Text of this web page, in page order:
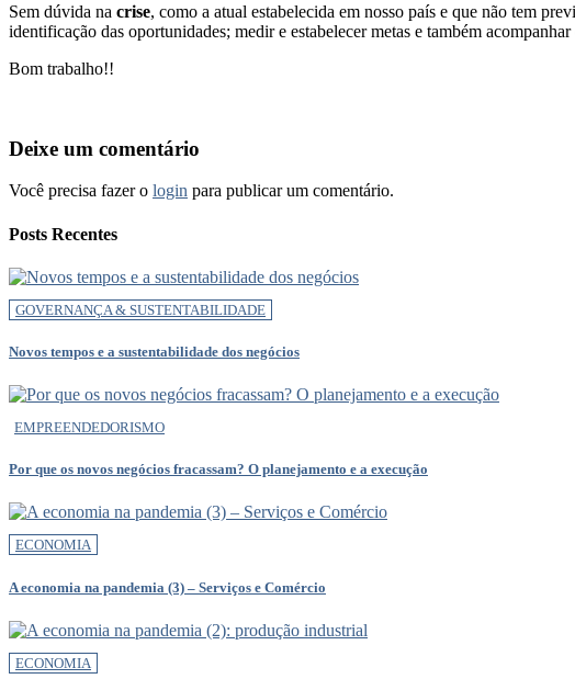
Sem dúvida na crise, como a atual estabelecida em nosso país e que não tem
identificação das oportunidades; medir e estabelecer metas e também
Bom trabalho!!
Deixe um comentário
Você precisa fazer o login para publicar um comentário.
Posts Recentes
GOVERNANÇA & SUSTENTABILIDADE
Novos tempos e a sustentabilidade dos negócios
EMPREENDEDORISMO
Por que os novos negócios fracassam? O planejamento e a execução
ECONOMIA
A economia na pandemia (3) – Serviços e Comércio
ECONOMIA